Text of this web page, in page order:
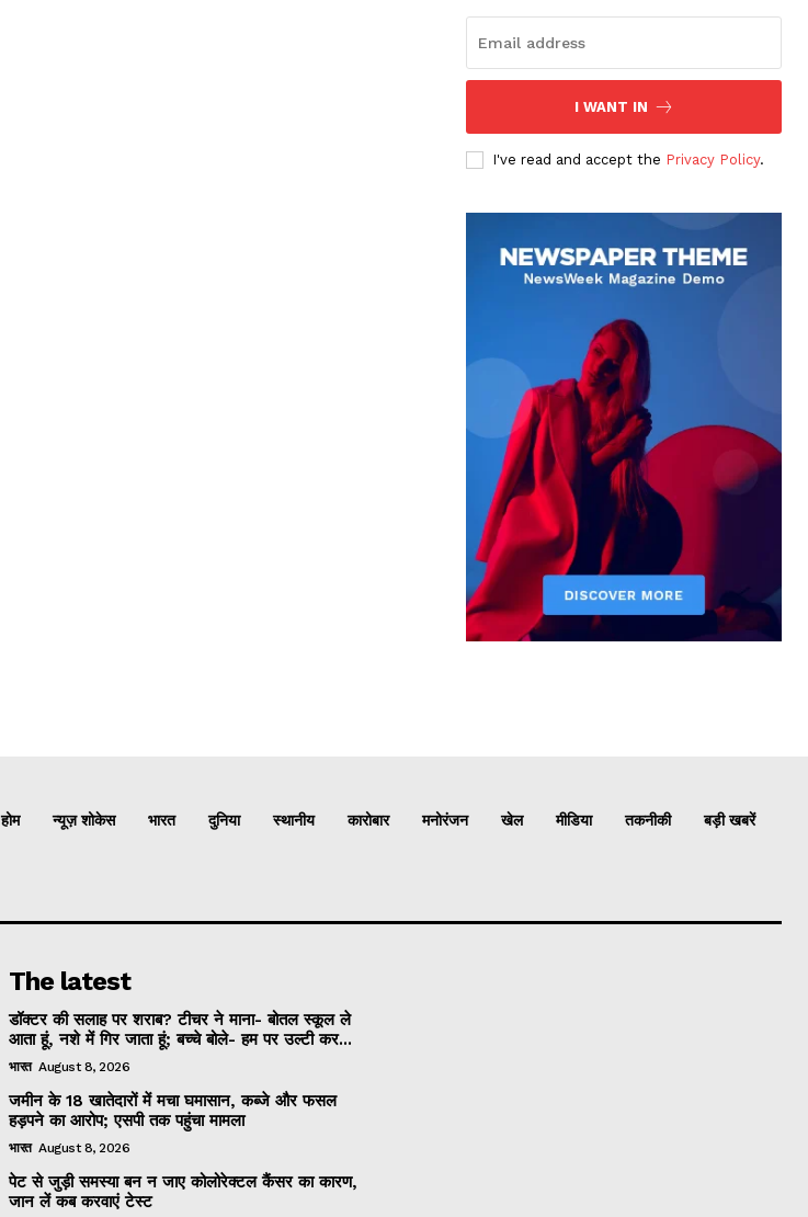
I WANT IN
I've read and accept the Privacy Policy.
होम न्यूज़ शोकेस भारत दुनिया स्थानीय कारोबार मनोरंजन खेल मीडिया तकनीकी बड़ी खबरें
The latest
डॉक्टर की सलाह पर शराब? टीचर ने माना- बोतल स्कूल ले
आता हूं, नशे में गिर जाता हूं; बच्चे बोले- हम पर उल्टी कर...
भारत August 8, 2026
जमीन के 18 खातेदारों में मचा घमासान, कब्जे और फसल
हड़पने का आरोप; एसपी तक पहुंचा मामला
भारत August 8, 2026
पेट से जुड़ी समस्या बन न जाए कोलोरेक्टल कैंसर का कारण,
जान लें कब करवाएं टेस्ट